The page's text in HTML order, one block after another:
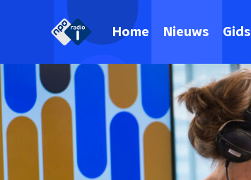
Home Nieuws Gids